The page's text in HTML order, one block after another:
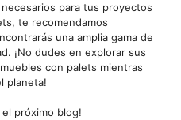
para tus proyectos
te recomendamos
una amplia gama de
¡No dudes en explorar sus
con palets mientras
planeta!
el próximo blog!